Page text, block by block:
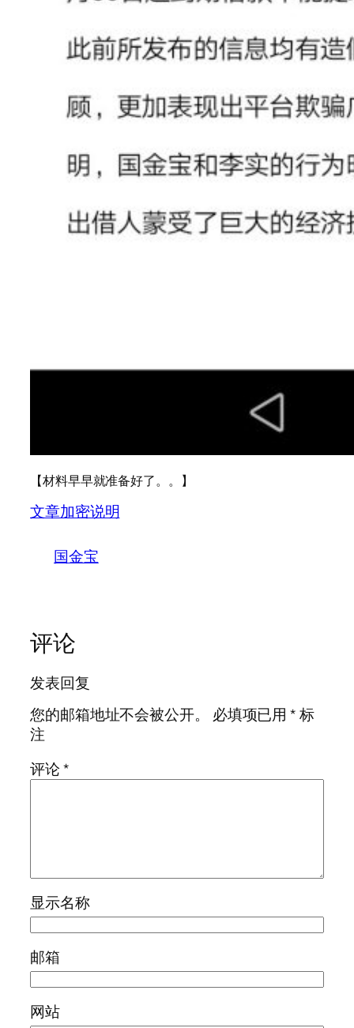
【材料早早就准备好了。。】
文章加密说明
国金宝
评论
发表回复
您的邮箱地址不会被公开。
必填项已用*标
注
评论*
显示名称
邮箱
网站